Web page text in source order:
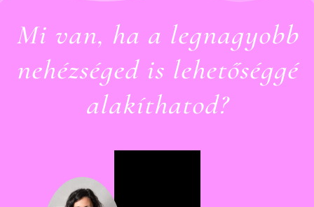
Mi van, ha a legnagyobb
nehézséged is lehetőséggé
alakíthatod?